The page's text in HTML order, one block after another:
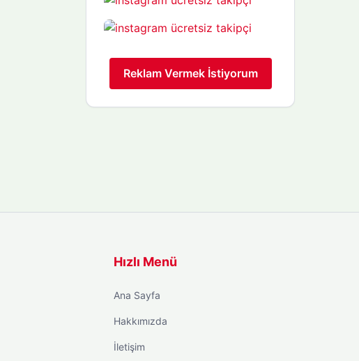
Reklam Vermek İstiyorum
Hızlı Menü
Ana Sayfa
Hakkımızda
İletişim